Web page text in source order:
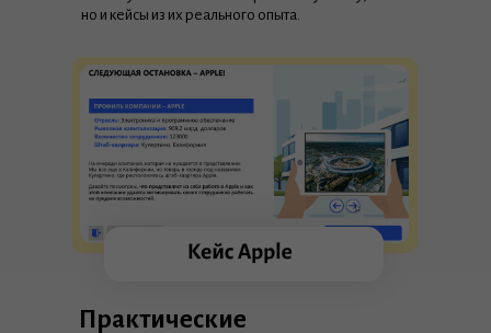
но и кейсы из их реального опыта.
Практические